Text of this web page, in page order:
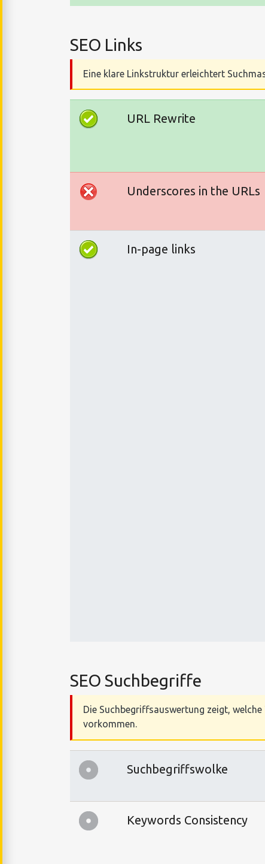
SEO Links
Eine klare Linkstruktur erleichtert
URL Rewrite
Underscores in the URLs
In-page links
SEO Suchbegriffe
Die Suchbegriffsauswertung zeigt,
vorkommen.
Suchbegriffswolke
Keywords Consistency